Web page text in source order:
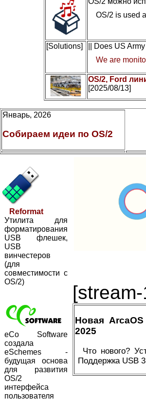
OS/2 is used
[Solutions]
|| Does US
We are
OS/2, Ford
[2025/08/13]
Январь, 2026
Собираем идеи по OS/2
Reformat
Утилита для
форматирования
USB флешек,
USB
винчестеров
(для
совместимости с
OS/2)
eCo Software
создала
eSchemes -
будущая основа
для развития
OS/2
интерфейса
пользователя
[stream-
Новая
2025
Что нового?
Поддержка USB